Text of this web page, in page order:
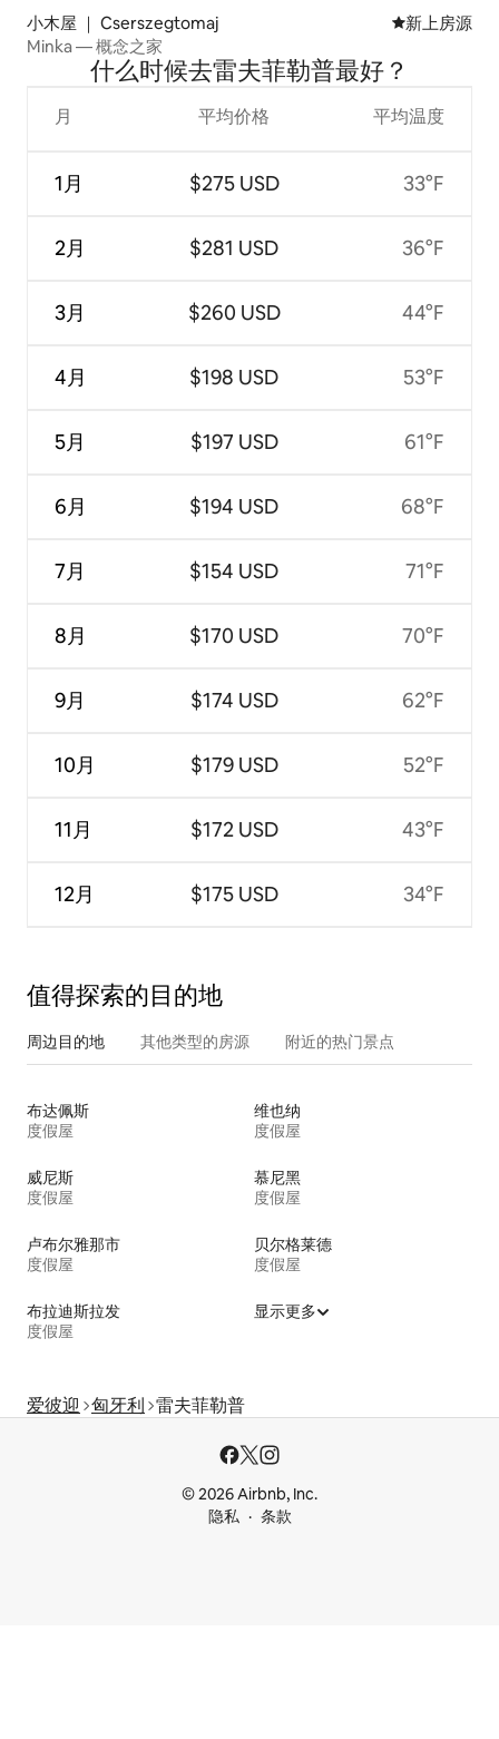
小木屋 ｜ Cserszegtomaj 新房源
新上房源
Minka — 概念之家
什么时候去雷夫菲勒普最好？
月
1月
2月
3月
4月
5月
6月
7月
8月
9月
10月
11月
12月
平均价格
$275 USD
$281 USD
$260 USD
$198 USD
$197 USD
$194 USD
$154 USD
$170 USD
$174 USD
$179 USD
$172 USD
$175 USD
平均温度
33°F
36°F
44°F
53°F
61°F
68°F
71°F
70°F
62°F
52°F
43°F
34°F
值得探索的目的地
周边目的地 其他类型的房源 附近的热门景点
布达佩斯
度假屋
维也纳
度假屋
威尼斯
度假屋
慕尼黑
度假屋
卢布尔雅那市
度假屋
贝尔格莱德
度假屋
布拉迪斯拉发
度假屋
显示更多
爱彼迎 匈牙利 雷夫菲勒普
© 2026 Airbnb, Inc.
隐私
条款